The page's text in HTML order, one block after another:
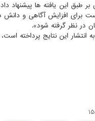
طبق این یافته ها پیشنهاد
برای افزایش آگاهی و دانش
در نظر گرفته شود».
انتشار این نتایج پرداخته